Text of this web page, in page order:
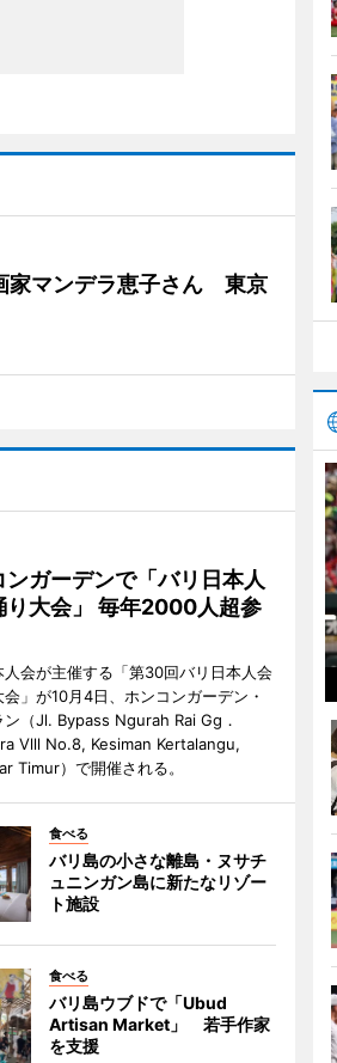
家マンデラ恵子さん 東京
ンガーデンで「バリ日本人
り大会」 毎年2000人超参
人会が主催する「第30回バリ日本人会
」が10月4日、ホンコンガーデン・
ン（Jl. Bypass Ngurah Rai Gg．
Vlll No.8, Kesiman Kertalangu,
Timur）で開催される。
食べる
バリ島の小さな離島・ヌサチ
ュニンガン島に新たなリゾー
ト施設
食べる
バリ島ウブドで「Ubud
Artisan Market」 若手作家
を支援